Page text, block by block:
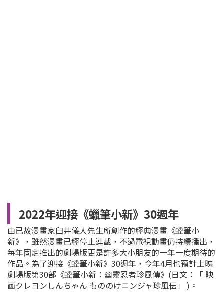
2022年迎接《蠟筆小新》30週年
由已故漫畫家臼井儀人先生所創作的經典漫畫《蠟筆小
新》，雖然漫畫已經停止連載，不過電視動畫仍持續播出，
每年固定推出的劇場版更是許多大小朋友的一年一度期待的
作品。為了迎接《蠟筆小新》30週年，今年4月也預計上映
劇場版第30部《蠟筆小新：幽靈忍者珍風傳》(日文：「 映
画クレヨンしんちゃん もののけニンジャ珍風伝」 )。